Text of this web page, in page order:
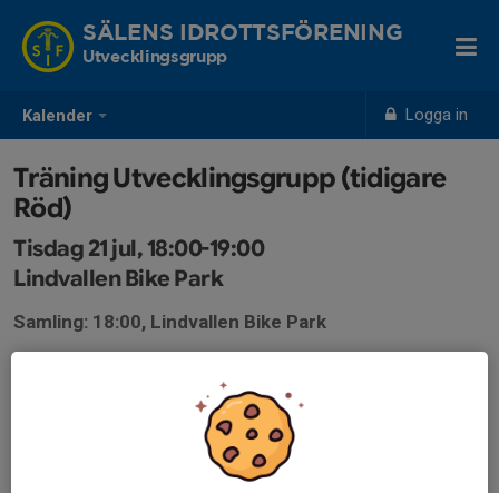
Kalender Logga in
SÄLENS IDROTTSFÖRENING
Utvecklingsgrupp
Träning Utvecklingsgrupp (tidigare
Röd)
Tisdag 21 jul, 18:00-19:00
Lindvallen Bike Park
Samling: 18:00, Lindvallen Bike Park